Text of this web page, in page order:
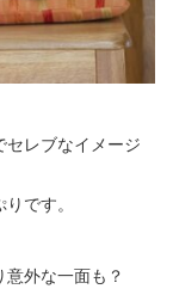
セレブなイメージ
です。
外な一面も？